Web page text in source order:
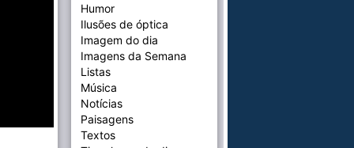
Humor
Ilusões de óptica
Imagem do dia
Imagens da Semana
Listas
Música
Notícias
Paisagens
Textos